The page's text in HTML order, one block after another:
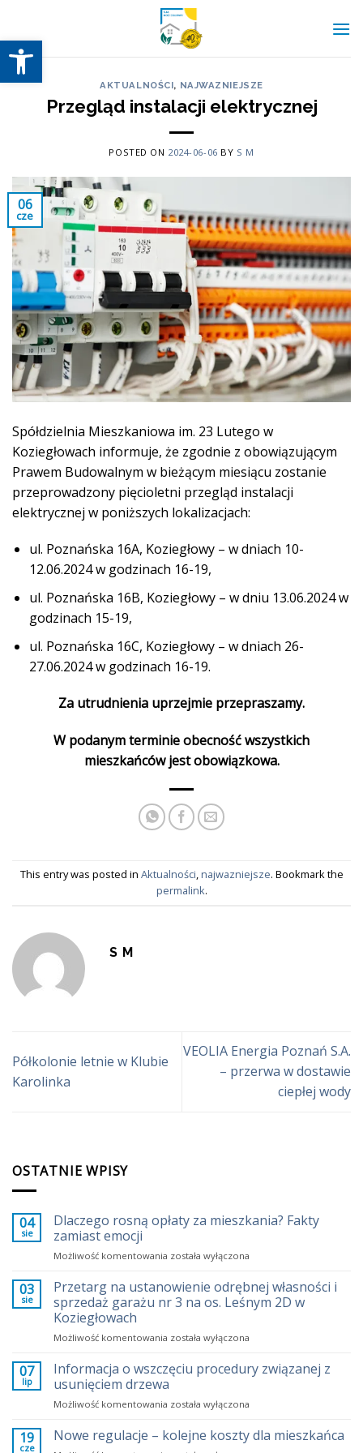
Otwórz pasek narzędzi
content
AKTUALNOŚCI, NAJWAZNIEJSZE
Przegląd instalacji elektrycznej
POSTED ON 2024-06-06 BY S M
06
cze
Spółdzielnia Mieszkaniowa im. 23 Lutego w
Koziegłowach informuje, że zgodnie z obowiązującym
Prawem Budowalnym w bieżącym miesiącu zostanie
przeprowadzony pięcioletni przegląd instalacji
elektrycznej w poniższych lokalizacjach:
ul. Poznańska 16A, Koziegłowy – w dniach 10-
12.06.2024 w godzinach 16-19,
ul. Poznańska 16B, Koziegłowy – w dniu 13.06.2024 w
godzinach 15-19,
ul. Poznańska 16C, Koziegłowy – w dniach 26-
27.06.2024 w godzinach 16-19.
Za utrudnienia uprzejmie przepraszamy.
W podanym terminie obecność wszystkich
mieszkańców jest obowiązkowa.
This entry was posted in Aktualności,najwazniejsze. Bookmark the
permalink.
S M
Półkolonie letnie w Klubie
Karolinka
VEOLIA Energia Poznań S.A.
– przerwa w dostawie
ciepłej wody
OSTATNIE WPISY
04
sie
Dlaczego rosną opłaty za mieszkania? Fakty
zamiast emocji
Możliwość komentowania Dlaczego
opłaty
za
mieszkania?
zamiast
została wyłączona
03
sie
Przetarg na ustanowienie odrębnej własności i
sprzedaż garażu nr 3 na os. Leśnym 2D w
Koziegłowach
Możliwość komentowania Przetarg
ustanowienie
odrębnej
i
garażu
została wyłączona
07
lip
Informacja o wszczęciu procedury związanej z
usunięciem drzewa
Możliwość komentowania Informacja
wszczęciu
procedury
została wyłączona
19
cze
Nowe regulacje – kolejne koszty dla mieszkańca